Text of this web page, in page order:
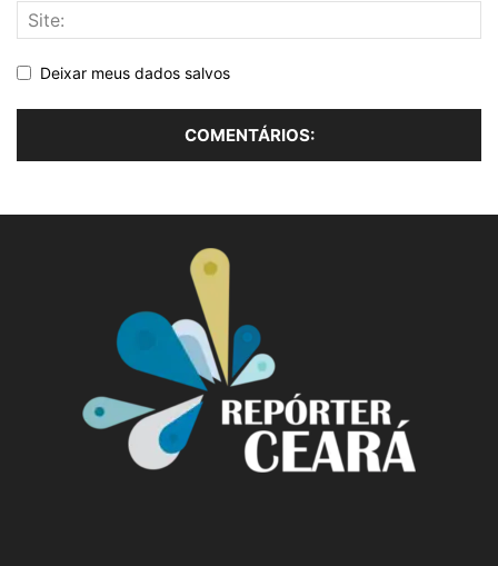
Deixar meus dados salvos